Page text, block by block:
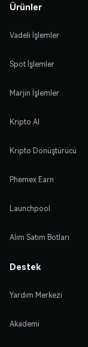
Ürünler
Vadeli İşlemler
Spot İşlemler
Marjin İşlemler
Kripto Al
Kripto Dönüştürücü
Phemex Earn
Launchpool
Alım Satım Botları
Destek
Yardım Merkezi
Akademi